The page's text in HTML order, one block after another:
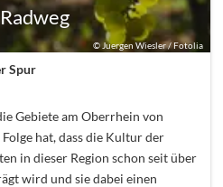
© Juergen Wiesler / Fotolia
Spur
Gebiete am Oberrhein von
hat, dass die Kultur der
in dieser Region schon seit über
wird und sie dabei einen